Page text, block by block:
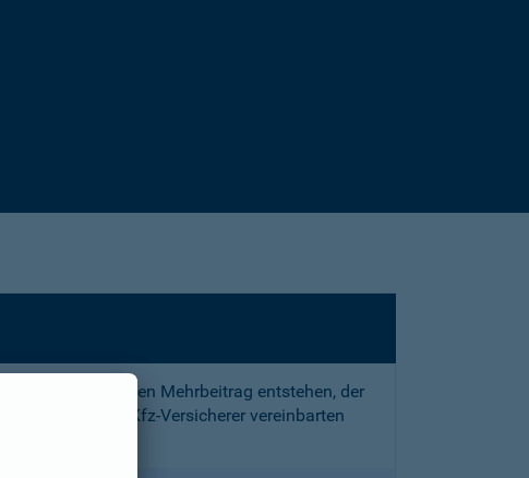
und den Mehrbeitrag entstehen, der
des mit Ihrem Kfz-Versicherer vereinbarten